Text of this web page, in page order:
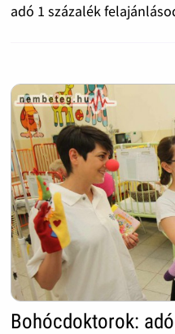
adó 1 százalék
Bohócdoktorok: